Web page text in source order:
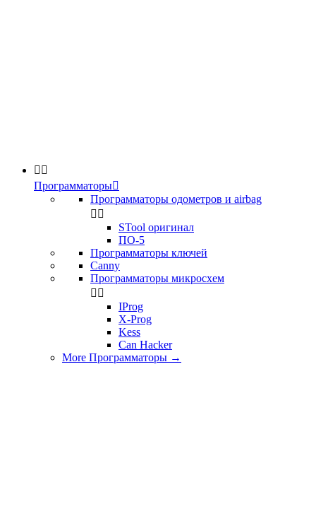
 
Программаторы
Программаторы одометров и airbag
 
STool оригинал
ПО-5
Программаторы ключей
Canny
Программаторы микросхем
 
IProg
X-Prog
Kess
Can Hacker
More Программаторы →